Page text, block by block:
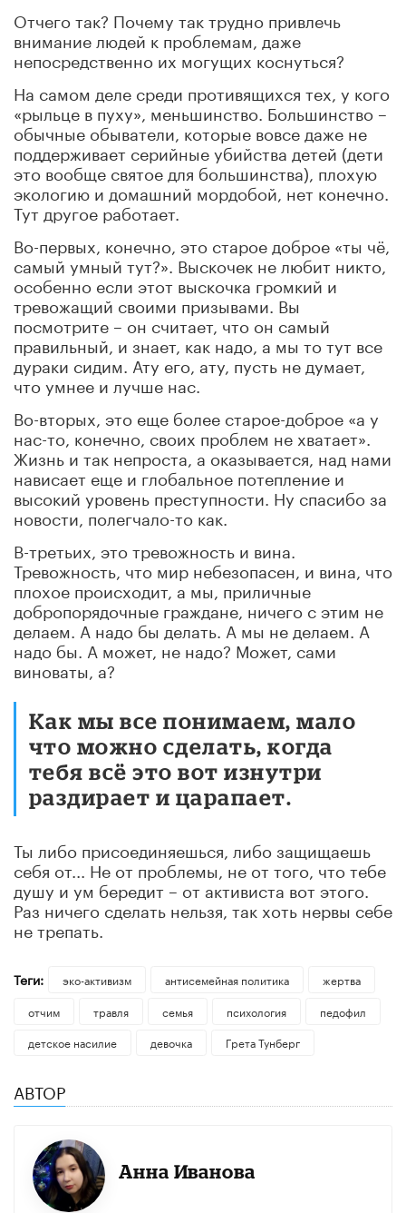
Отчего так? Почему так трудно привлечь
внимание людей к проблемам, даже
непосредственно их могущих коснуться?
На самом деле среди противящихся тех, у кого
«рыльце в пуху», меньшинство. Большинство –
обычные обыватели, которые вовсе даже не
поддерживает серийные убийства детей (дети
это вообще святое для большинства), плохую
экологию и домашний мордобой, нет конечно.
Тут другое работает.
Во-первых, конечно, это старое доброе «ты чё,
самый умный тут?». Выскочек не любит никто,
особенно если этот выскочка громкий и
тревожащий своими призывами. Вы
посмотрите – он считает, что он самый
правильный, и знает, как надо, а мы то тут все
дураки сидим. Ату его, ату, пусть не думает,
что умнее и лучше нас.
Во-вторых, это еще более старое-доброе «а у
нас-то, конечно, своих проблем не хватает».
Жизнь и так непроста, а оказывается, над нами
нависает еще и глобальное потепление и
высокий уровень преступности. Ну спасибо за
новости, полегчало-то как.
В-третьих, это тревожность и вина.
Тревожность, что мир небезопасен, и вина, что
плохое происходит, а мы, приличные
добропорядочные граждане, ничего с этим не
делаем. А надо бы делать. А мы не делаем. А
надо бы. А может, не надо? Может, сами
виноваты, а?
Как мы все понимаем, мало
что можно сделать, когда
тебя всё это вот изнутри
раздирает и царапает.
Ты либо присоединяешься, либо защищаешь
себя от... Не от проблемы, не от того, что тебе
душу и ум бередит – от активиста вот этого.
Раз ничего сделать нельзя, так хоть нервы себе
не трепать.
Теги: эко-активизм антисемейная политика
жертва
отчим
травля семья психология
педофил
детское насилие
девочка Грета Тунберг
АВТОР
Анна Иванова